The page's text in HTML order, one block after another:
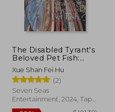
50%
dcto.
The Disabled Tyrant's
Beloved Pet Fish:
Canji Baojun De
Zhangxin Yu Chong
(Novel) Vol. 3 (en
Inglés)
Xue Shan Fei Hu
(2)
Seven Seas
Entertainment, 2024, Tapa
Blanda, Nuevo